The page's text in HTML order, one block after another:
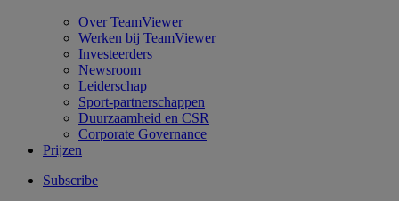
Over TeamViewer
Werken bij TeamViewer
Investeerders
Newsroom
Leiderschap
Sport-partnerschappen
Duurzaamheid en CSR
Corporate Governance
Prijzen
Subscribe